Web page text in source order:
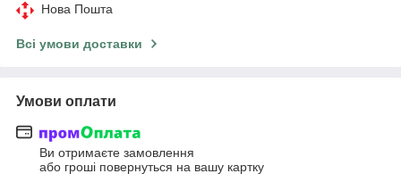
Нова Пошта
Всі умови доставки
Умови оплати
Ви отримаєте замовлення
або гроші повернуться на вашу картку